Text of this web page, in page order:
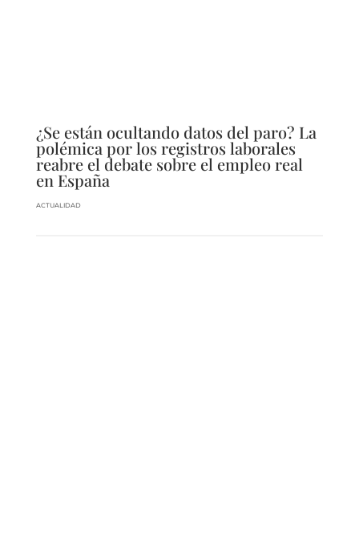
¿Se están ocultando datos del paro? La
polémica por los registros laborales
reabre el debate sobre el empleo real
en España
ACTUALIDAD